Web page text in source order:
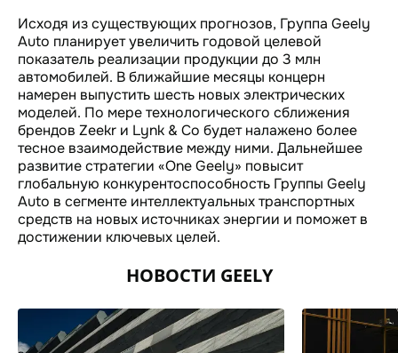
Исходя из существующих прогнозов, Группа Geely
Auto планирует увеличить годовой целевой
показатель реализации продукции до 3 млн
автомобилей. В ближайшие месяцы концерн
намерен выпустить шесть новых электрических
моделей. По мере технологического сближения
брендов Zeekr и Lynk & Co будет налажено более
тесное взаимодействие между ними. Дальнейшее
развитие стратегии «One Geely» повысит
глобальную конкурентоспособность Группы Geely
Auto в сегменте интеллектуальных транспортных
средств на новых источниках энергии и поможет в
достижении ключевых целей.
НОВОСТИ GEELY